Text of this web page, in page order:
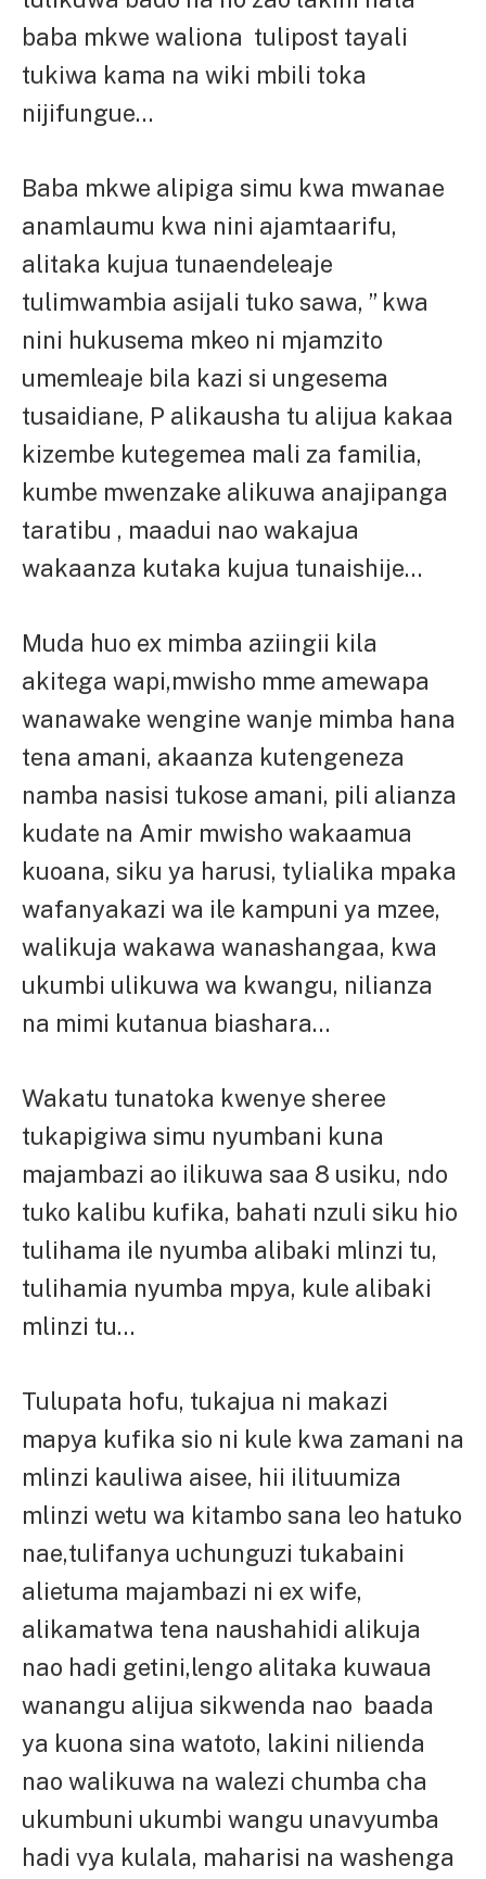
baba mkwe waliona tulipost tayali
tukiwa kama na wiki mbili toka
nijifungue…
Baba mkwe alipiga simu kwa mwanae
anamlaumu kwa nini ajamtaarifu,
alitaka kujua tunaendeleaje
tulimwambia asijali tuko sawa, ” kwa
nini hukusema mkeo ni mjamzito
umemleaje bila kazi si ungesema
tusaidiane, P alikausha tu alijua kakaa
kizembe kutegemea mali za familia,
kumbe mwenzake alikuwa anajipanga
taratibu , maadui nao wakajua
wakaanza kutaka kujua tunaishije…
Muda huo ex mimba aziingii kila
akitega wapi,mwisho mme amewapa
wanawake wengine wanje mimba hana
tena amani, akaanza kutengeneza
namba nasisi tukose amani, pili alianza
kudate na Amir mwisho wakaamua
kuoana, siku ya harusi, tylialika mpaka
wafanyakazi wa ile kampuni ya mzee,
walikuja wakawa wanashangaa, kwa
ukumbi ulikuwa wa kwangu, nilianza
na mimi kutanua biashara…
Wakatu tunatoka kwenye sheree
tukapigiwa simu nyumbani kuna
majambazi ao ilikuwa saa 8 usiku, ndo
tuko kalibu kufika, bahati nzuli siku hio
tulihama ile nyumba alibaki mlinzi tu,
tulihamia nyumba mpya, kule alibaki
mlinzi tu…
Tulupata hofu, tukajua ni makazi
mapya kufika sio ni kule kwa zamani na
mlinzi kauliwa aisee, hii ilituumiza
mlinzi wetu wa kitambo sana leo hatuko
nae,tulifanya uchunguzi tukabaini
alietuma majambazi ni ex wife,
alikamatwa tena naushahidi alikuja
nao hadi getini,lengo alitaka kuwaua
wanangu alijua sikwenda nao baada
ya kuona sina watoto, lakini nilienda
nao walikuwa na walezi chumba cha
ukumbuni ukumbi wangu unavyumba
hadi vya kulala, maharisi na washenga